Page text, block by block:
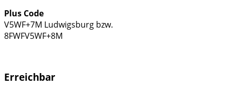
Plus Code
V5WF+7M Ludwigsburg bzw.
8FWFV5WF+8M
Erreichbar